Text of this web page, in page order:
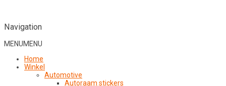
Navigation
MENUMENU
Home
Winkel
Automotive
Autoraam stickers